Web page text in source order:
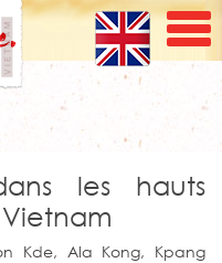
les hauts
Kde, Ala Kong, Kpang